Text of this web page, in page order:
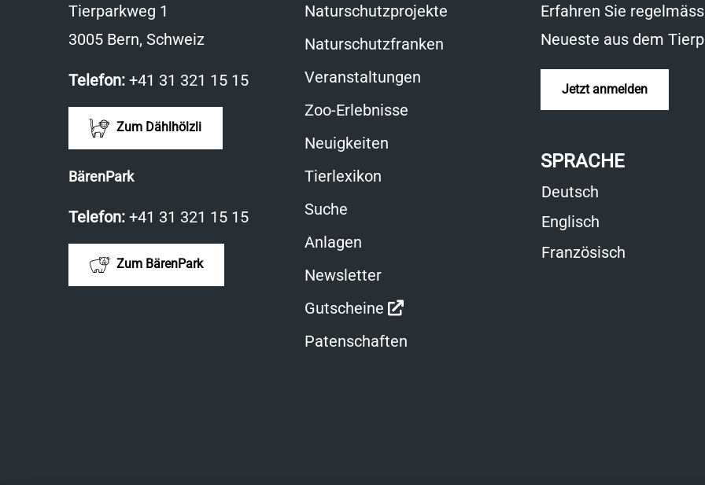
Tierparkweg 1
3005 Bern, Schweiz
Telefon: +41 31 321 15 15
Zum Dählhölzli
BärenPark
Telefon: +41 31 321 15 15
Zum BärenPark
Naturschutzprojekte
Naturschutzfranken
Veranstaltungen
Zoo-Erlebnisse
Neuigkeiten
Tierlexikon
Suche
Anlagen
Newsletter
Gutscheine
Link
öffnet
Patenschaften
Erfahren Sie
Neueste aus dem
Jetzt anmelden
SPRACHE
Deutsch
Englisch
Französisch